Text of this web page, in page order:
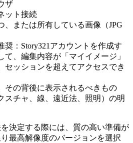
ザ
ット接続
、または所有している画像（JPG
奨：Story321アカウントを作成す
て、編集内容が「マイイメージ」
セッションを超えてアクセスでき
その背後に表示されるべきもの
スチャ、線、遠近法、照明）の明
決定する際には、質の高い準備が
最高解像度のバージョンを選択